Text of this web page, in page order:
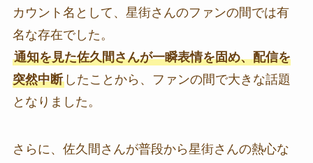
カウント名として、星街さんのファンの間では有
名な存在でした。
通知を見た佐久間さんが一瞬表情を固め、配信を
突然中断したことから、ファンの間で大きな話題
となりました。
さらに、佐久間さんが普段から星街さんの熱心な